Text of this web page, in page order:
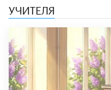
УЧИТЕЛЯ